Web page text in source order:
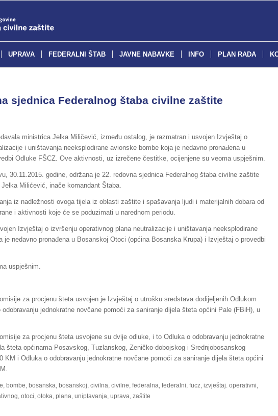
UPRAVA FEDERALNI ŠTAB JAVNE NABAVKE INFO PLAN RADA
sjednica Federalnog štaba civilne zaštite
ministrica Jelka Miličević, između ostalog, je razmatran i usvojen Izvještaj o
i uništavanja neeksplodirane avionske bombe koja je nedavno pronađena u
Odluke FŠCZ. Ove aktivnosti, uz izrečene čestitke, ocijenjene su veoma uspješnim.
30.11.2015. godine, održana je 22. redovna sjednica Federalnog štaba civilne zaštite
Milićević, inače komandant Štaba.
iz nadležnosti ovoga tijela iz oblasti zaštite i spašavanja ljudi i materijalnih dobara od
i aktivnosti koje će se poduzimati u narednom periodu.
Izvještaj o izvršenju operativnog plana neutralizacije i uništavanja neeksplodirane
je nedavno pronađena u Bosanskoj Otoci (općina Bosanska Krupa) i Izvještaj o provedbi
uspješnim.
za procjenu šteta usvojen je Izvještaj o utrošku sredstava dodijeljenih Odlukom
jednokratne novčane pomoći za saniranje dijela šteta općini Pale (FBiH), u
za procjenu šteta usvojene su dvije odluke, i to Odluka o odobravanju jednokratne
šteta općinama Posavskog, Tuzlanskog, Zeničko-dobojskog i Srednjobosanskog
KM i Odluka o odobravanju jednokratne novčane pomoći za saniranje dijela šteta općini
bombe bosanska bosanskoj civilna civilne federalna federalni fucz izvještaj. operativni
otoci otoka plana uniptavanja uprava zaštite